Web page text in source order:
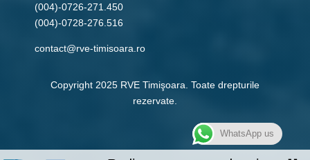
(004)-0726-271.450
(004)-0728-276.516
contact@rve-timisoara.ro
Copyright 2025 RVE Timişoara. Toate drepturile
rezervate.
WhatsApp us